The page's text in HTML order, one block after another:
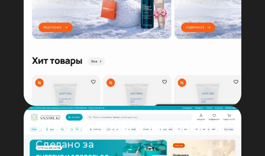
Интернет магазин Salsabil
Сделано за